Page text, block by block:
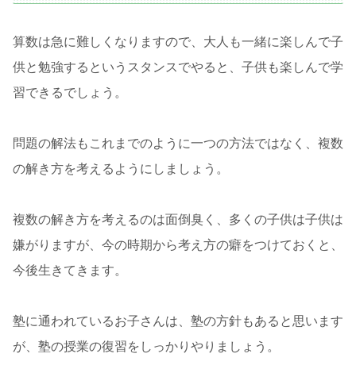
算数は急に難しくなりますので、大人も一緒に楽しんで子
供と勉強するというスタンスでやると、子供も楽しんで学
習できるでしょう。
問題の解法もこれまでのように一つの方法ではなく、複数
の解き方を考えるようにしましょう。
複数の解き方を考えるのは面倒臭く、多くの子供は子供は
嫌がりますが、今の時期から考え方の癖をつけておくと、
今後生きてきます。
塾に通われているお子さんは、塾の方針もあると思います
が、塾の授業の復習をしっかりやりましょう。